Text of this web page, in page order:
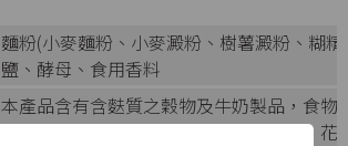
麵粉(小麥麵粉、小麥澱粉、樹薯澱粉、糊
鹽、酵母、食用香料
本產品含有含麩質之穀物及牛奶製品，食物
此生產線亦生產含有蛋、堅果類、芝麻、花